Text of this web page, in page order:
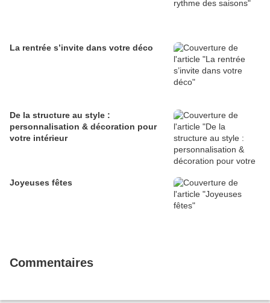
La rentrée s’invite dans votre déco
De la structure au style :
personnalisation & décoration pour
votre intérieur
Joyeuses fêtes
Commentaires